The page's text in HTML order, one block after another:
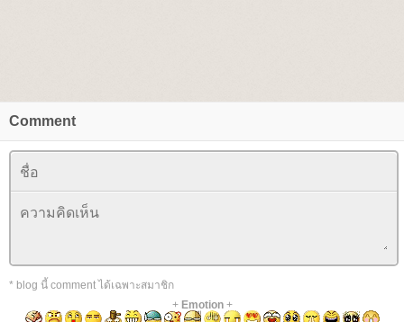
Comment
* blog นี้ comment ได้เฉพาะสมาชิก
+ Emotion+